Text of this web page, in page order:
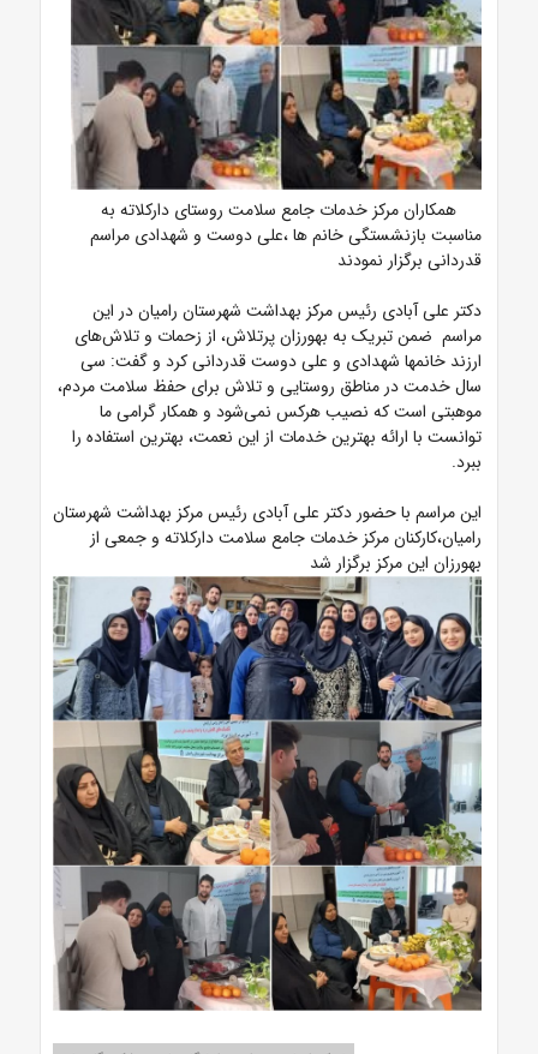
همکاران مرکز خدمات جامع سلامت روستای دارکلاته به
مناسبت بازنشستگی خانم ها ،علی دوست و شهدادی مراسم
قدردانی برگزار نمودند
دکتر علی آبادی رئیس مرکز بهداشت شهرستان رامیان در این
مراسم ضمن تبریک به بهورزان پرتلاش، از زحمات و تلاش‌های
ارزند خانمها شهدادی و علی دوست قدردانی کرد و گفت: سی
سال خدمت در مناطق روستایی و تلاش برای حفظ سلامت مردم،
موهبتی است که نصیب هرکس نمی‌شود و همکار گرامی ما
توانست با ارائه بهترین خدمات از این نعمت، بهترین استفاده را
ببرد.
این مراسم با حضور دکتر علی آبادی رئیس مرکز بهداشت شهرستان
رامیان،کارکنان مرکز خدمات جامع سلامت دارکلاته و جمعی از
بهورزان این مرکز برگزار شد